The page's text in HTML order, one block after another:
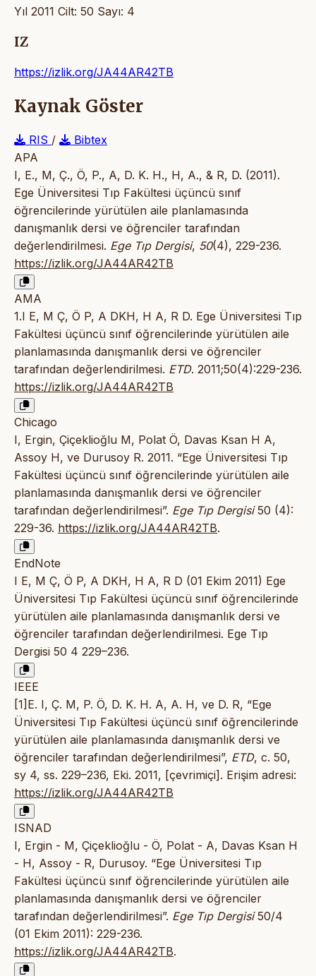
Yıl 2011 Cilt: 50 Sayı: 4
IZ
https://izlik.org/JA44AR42TB
Kaynak Göster
RIS /
Bibtex
APA
I, E., M, Ç., Ö, P., A, D. K. H., H, A., & R, D. (2011).
Ege Üniversitesi Tıp Fakültesi üçüncü sınıf
öğrencilerinde yürütülen aile planlamasında
danışmanlık dersi ve öğrenciler tarafından
değerlendirilmesi. Ege Tıp Dergisi, 50(4), 229-236.
https://izlik.org/JA44AR42TB
AMA
1.I E, M Ç, Ö P, A DKH, H A, R D. Ege Üniversitesi Tıp
Fakültesi üçüncü sınıf öğrencilerinde yürütülen aile
planlamasında danışmanlık dersi ve öğrenciler
tarafından değerlendirilmesi. ETD. 2011;50(4):229-236.
https://izlik.org/JA44AR42TB
Chicago
I, Ergin, Çiçeklioğlu M, Polat Ö, Davas Ksan H A,
Assoy H, ve Durusoy R. 2011. “Ege Üniversitesi Tıp
Fakültesi üçüncü sınıf öğrencilerinde yürütülen aile
planlamasında danışmanlık dersi ve öğrenciler
tarafından değerlendirilmesi”. Ege Tıp Dergisi50 (4):
229-36. https://izlik.org/JA44AR42TB.
EndNote
I E, M Ç, Ö P, A DKH, H A, R D (01 Ekim 2011) Ege
Üniversitesi Tıp Fakültesi üçüncü sınıf öğrencilerinde
yürütülen aile planlamasında danışmanlık dersi ve
öğrenciler tarafından değerlendirilmesi. Ege Tıp
Dergisi 50 4 229–236.
IEEE
[1]E. I, Ç. M, P. Ö, D. K. H. A, A. H, ve D. R, “Ege
Üniversitesi Tıp Fakültesi üçüncü sınıf öğrencilerinde
yürütülen aile planlamasında danışmanlık dersi ve
öğrenciler tarafından değerlendirilmesi”, ETD, c. 50,
sy 4, ss. 229–236, Eki. 2011, [çevrimiçi]. Erişim adresi:
https://izlik.org/JA44AR42TB
ISNAD
I, Ergin - M, Çiçeklioğlu - Ö, Polat - A, Davas Ksan H
- H, Assoy - R, Durusoy. “Ege Üniversitesi Tıp
Fakültesi üçüncü sınıf öğrencilerinde yürütülen aile
planlamasında danışmanlık dersi ve öğrenciler
tarafından değerlendirilmesi”. Ege Tıp Dergisi50/4
(01 Ekim 2011): 229-236.
https://izlik.org/JA44AR42TB.